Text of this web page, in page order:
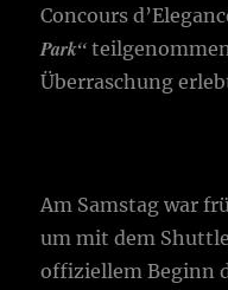
Concours
Park“
Überraschung
Am Samstag war
um mit dem
offiziellem Beginn